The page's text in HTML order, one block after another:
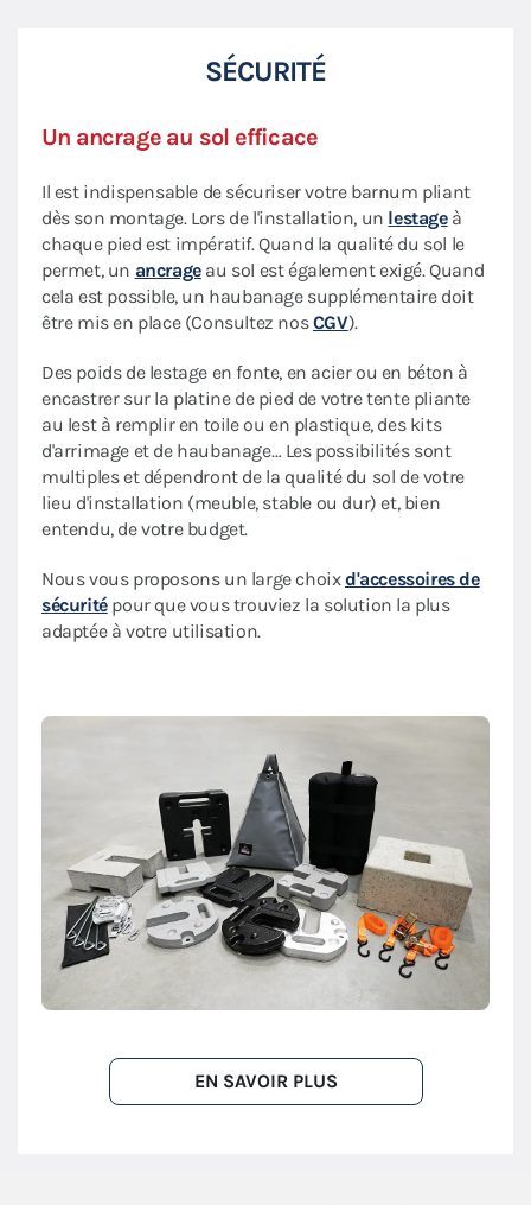
SÉCURITÉ
Un ancrage au sol efficace
Il est indispensable de sécuriser votre barnum pliant
dès son montage. Lors de l'installation, un lestageà
chaque pied est impératif. Quand la qualité du sol le
permet, un ancrageau sol est également exigé. Quand
cela est possible, un haubanage supplémentaire doit
être mis en place (Consultez nosCGV).
Des poids de lestage en fonte, en acier ou en béton à
encastrer sur la platine de pied de votre tente pliante
au lest à remplir en toile ou en plastique, des kits
d'arrimage et de haubanage… Les possibilités sont
multiples et dépendront de la qualité du sol de votre
lieu d'installation (meuble, stable ou dur) et, bien
entendu, de votre budget.
Nous vous proposons un large choixd'accessoires de
sécuritépour que vous trouviez la solution la plus
adaptée à votre utilisation.
EN SAVOIR PLUS